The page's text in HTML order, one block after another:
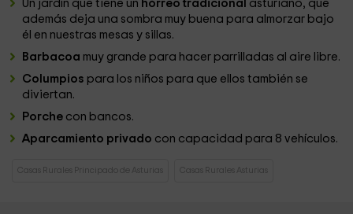
Un jardín que tiene un hórreo tradicional asturiano, que
además deja una sombra muy buena para almorzar bajo
él en nuestras mesas y sillas.
Barbacoa muy grande para hacer parrilladas al aire libre.
Columpios para los niños para que ellos también se
diviertan.
Porche con bancos.
Aparcamiento privado con capacidad para 8 vehículos.
Casas Rurales Principado de Asturias Casas Rurales Asturias